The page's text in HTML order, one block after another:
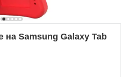
на Samsung Galaxy Tab